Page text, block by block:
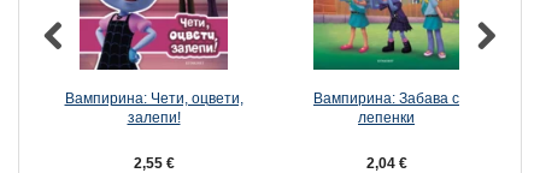
Вампирина: Чети, оцвети,
залепи!
2,55 €
Вампирина: Забава с
лепенки
2,04 €